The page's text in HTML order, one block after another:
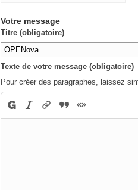
Votre message
Titre (obligatoire)
Texte de votre message (obligatoire)
Pour créer des paragraphes, laissez